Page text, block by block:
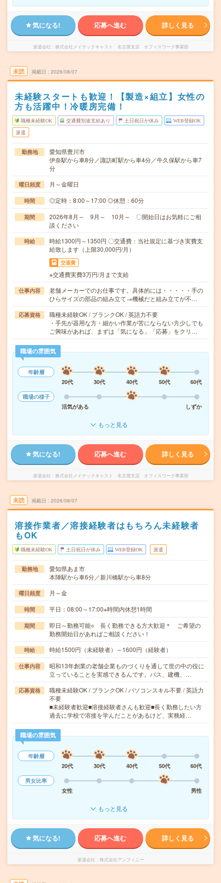
気になる! 応募へ進む 詳しく見る
派遣会社 株式会社メイテックキャスト 名古屋支店 オフィスワーク事業部
未読 掲載日 2026/08/07
未経験スタートも歓迎！【製造×組立】女性の
方も活躍中！冷暖房完備！
職種未経験OK 交通費別途支給あり 土日祝日が休み WEB登録OK
派遣
勤務地
愛知県豊川市
伊奈駅から車8分／諏訪町駅から車4分／牛久保駅から車7
分
曜日頻度 月～金曜日
時間 ◎定時：8:00～17:00 ◎休憩：60分
期間
2026年8月～ 9月～ 10月～ 〇開始日はお気軽にご相
談ください
時給
時給1300円～1350円 〇交通費：当社規定に基づき実費支
給致します（上限30,000円/月）
交通費
※交通費実費3万円/月まで支給
仕事内容
老舗メーカーでのお仕事です。具体的には・・・・・手の
ひらサイズの部品の組み立て→機械だと組み立てが不…
応募資格
職種未経験OK / ブランクOK / 英語力不要
・手先が器用な方・細かい作業が苦にならない方少しでも
ご興味があれば、まずは「気になる」「応募」をクリ…
職場の雰囲気
年齢層
20代
30代 40代 50代
60代
職場の様子
活気がある
しずか
もっと見る
気になる! 応募へ進む 詳しく見る
派遣会社 株式会社メイテックキャスト 名古屋支店 オフィスワーク事業部
未読 掲載日 2026/08/07
溶接作業者／溶接経験者はもちろん未経験者
もOK
職種未経験OK 土日祝日が休み WEB登録OK 派遣
勤務地
愛知県あま市
本陣駅から車6分／新川橋駅から車8分
曜日頻度 月～金
時間 平日：08:00～17:00※時間内休憩1時間
期間
即日～勤務可能○ 長く勤務できる方大歓迎＊ ご希望の
勤務開始日があればご相談ください！
時給 時給1500円（未経験者）～1600円（経験者）
仕事内容
昭和13年創業の老舗企業ものづくりを通して世の中の役に
立っていることを実感できるんです。バス、建機、…
応募資格
職種未経験OK / ブランクOK / パソコンスキル不要 / 英語力
不要
■未経験者歓迎■溶接経験者さんも歓迎■長く勤務したい方
過去に学校で溶接を学んだことがあるけど、実務経…
職場の雰囲気
年齢層
20代
30代 40代 50代
60代
男女比率
女性
男性
もっと見る
気になる! 応募へ進む 詳しく見る
派遣会社 株式会社アンフィニー